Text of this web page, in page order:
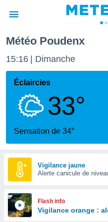
de
Météo Poudenx
15:16 Dimanche
Éclaircies
33°
Sensation de 34°
Vigilance jaune
Alerte canicule de
Flash info
Vigilance orange :